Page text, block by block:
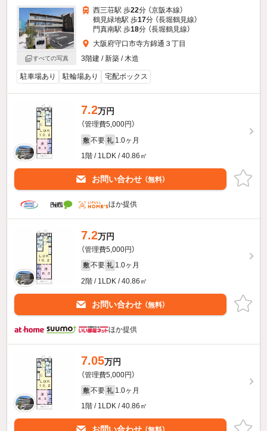
すべての写真
西三荘駅 歩22分 （京阪本線）
鶴見緑地駅 歩17分 （長堀鶴見線）
門真南駅 歩18分 （長堀鶴見線）
大阪府守口市寺方錦通３丁目
3階建 / 新築 / 木造
駐車場あり 駐輪場あり 宅配ボックス
7.2万円
（管理費5,000円）
敷 不要 礼 1.0ヶ月
1階 / 1LDK / 40.86㎡
お問い合わせ （無料）
ほか提供
7.2万円
（管理費5,000円）
敷 不要 礼 1.0ヶ月
2階 / 1LDK / 40.86㎡
お問い合わせ （無料）
ほか提供
7.05万円
（管理費5,000円）
敷 不要 礼 1.0ヶ月
1階 / 1LDK / 40.86㎡